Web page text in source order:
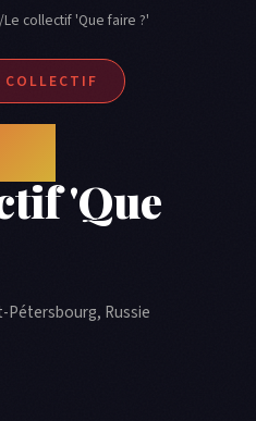
/Le collectif 'Que faire ?'
'Que
Pétersbourg, Russie